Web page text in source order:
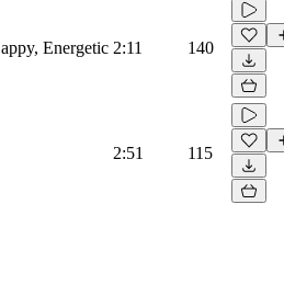
Energetic 2:11 140
2:51 115